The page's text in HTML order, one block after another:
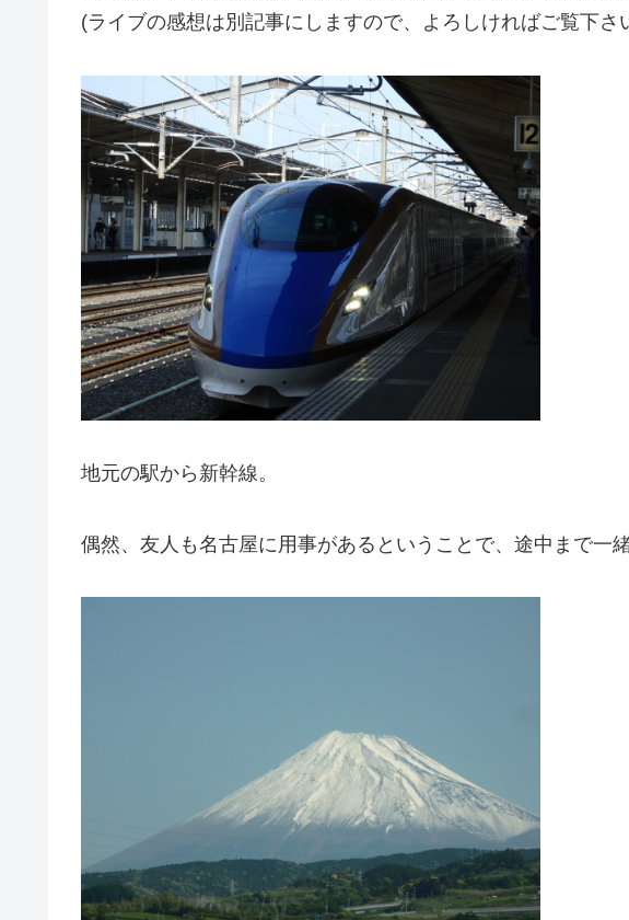
(ライブの感想は別記事にしますので、よろしければご覧下さ
地元の駅から新幹線。
偶然、友人も名古屋に用事があるということで、途中まで一